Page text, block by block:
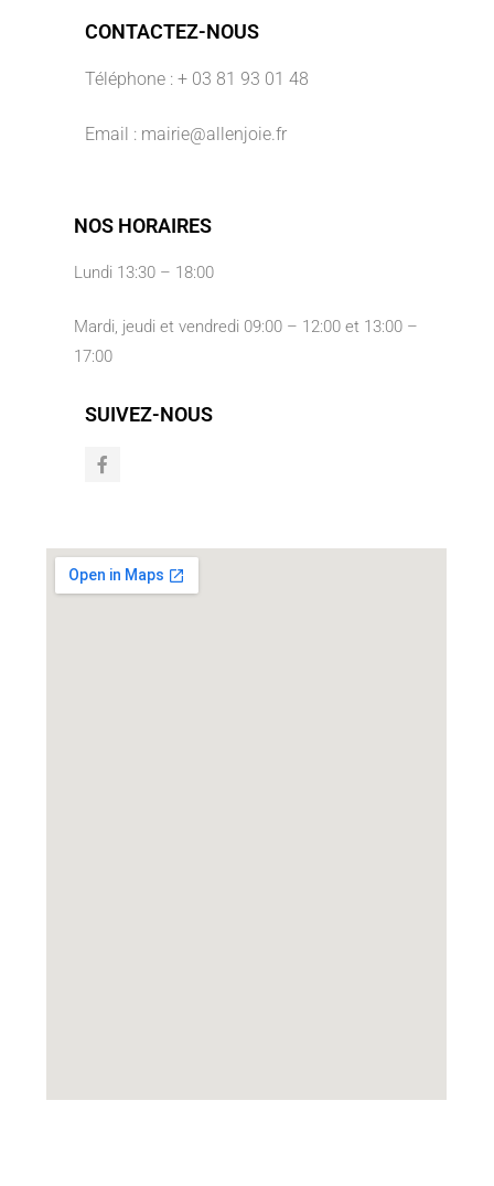
CONTACTEZ-NOUS
Téléphone : + 03 81 93 01 48
Email : mairie@allenjoie.fr
NOS HORAIRES
Lundi 13:30 – 18:00
Mardi, jeudi et vendredi 09:00 – 12:00 et 13:00 –
17:00
SUIVEZ-NOUS